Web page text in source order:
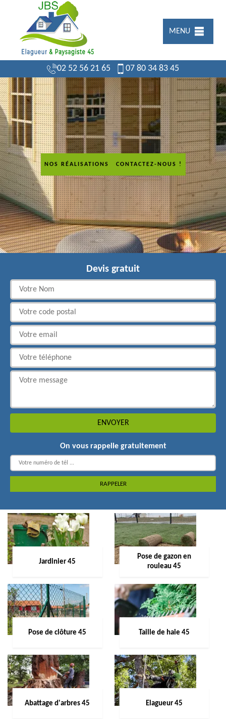
MENU
02 52 56 21 65 07 80 34 83 45
NOS RÉALISATIONS CONTACTEZ-NOUS !
Devis gratuit
On vous rappelle gratuitement
Jardinier 45
Pose de gazon en
rouleau 45
Pose de clôture 45 Taille de haie 45
Abattage d'arbres 45 Elagueur 45